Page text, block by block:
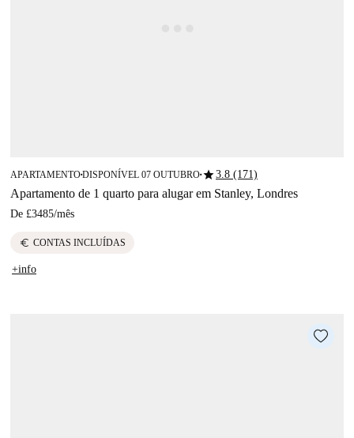
APARTAMENTO■DISPONÍVEL 07 OUTUBRO■star3.8 (171)
Apartamento de 1 quarto para alugar em Stanley, Londres
De £3485/mês
euro CONTAS INCLUÍDAS
+info